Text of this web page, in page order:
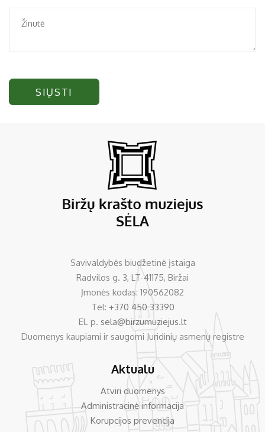
SIŲSTI
Savivaldybės biudžetinė įstaiga
Radvilos g. 3, LT-41175, Biržai
Įmonės kodas: 190562082
Tel: +370 450 33390
El. p. sela@birzumuziejus.lt
Duomenys kaupiami ir saugomi Juridinių asmenų registre
Aktualu
Atviri duomenys
Administracinė informacija
Korupcijos prevencija